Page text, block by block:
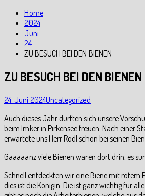
Home
2024
Juni
24
ZU BESUCH BEI DEN BIENEN
ZU BESUCH BEI DEN BIENEN
24. Juni 2024Uncategorized
Auch dieses Jahr durften sich unsere
beim Imker in Pirkensee freuen. Nach einer
erwartete uns Herr Rödl schon bei seinen
Gaaaaanz viele Bienen waren dort drin, es
Schnell entdeckten wir eine Biene mit rotem
dies ist die Königin. Die ist ganz wichtig für